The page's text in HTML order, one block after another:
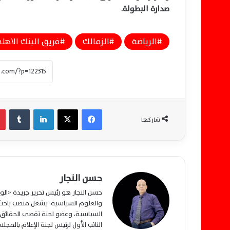
صدارة البطولة.
الرياضة الزمالك فريق البنك
شاركها
فيسبوك ‫X لينكدإن
حسن النجار
حسن النجار هو رئيس تحرير جريدة
والعلوم السياسية. يشغل منصب
السياسية، وعضو لجنة تقصي
النائب الأول لرئيس لجنة الإعلام